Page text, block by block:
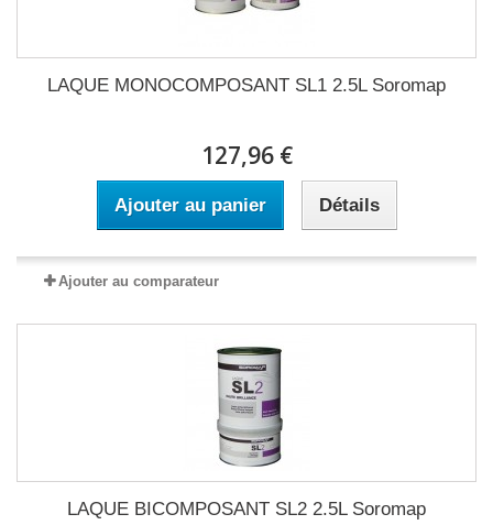
LAQUE MONOCOMPOSANT SL1 2.5L Soromap
127,96 €
Ajouter au panier Détails
Ajouter au comparateur
LAQUE BICOMPOSANT SL2 2.5L Soromap